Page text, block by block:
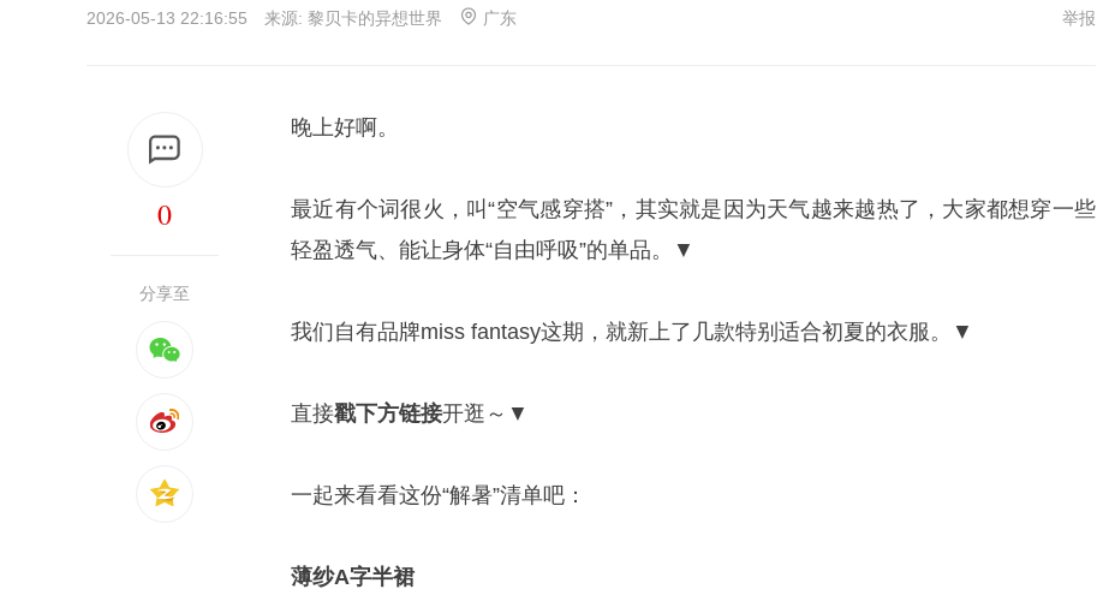
2026-05-13 22:16:55 来源: 黎贝卡的异想世界 广东 举报
0
分享至
晚上好啊。
最近有个词很火，叫“空气感穿搭”，其实就是因为天气越来越热了，大家都想穿一些
轻盈透气、能让身体“自由呼吸”的单品。▼
我们自有品牌miss fantasy这期，就新上了几款特别适合初夏的衣服。▼
直接戳下方链接开逛～▼
一起来看看这份“解暑”清单吧：
薄纱A字半裙